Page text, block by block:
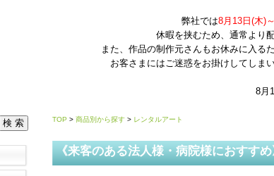
弊社では8月13日(木)
休暇を挟むため、通常より
また、作品の制作元さんもお休みに入る
お客さまにはご迷惑をお掛けしてしま
8月
TOP > 商品別から探す > レンタルアート
《来客のある法人様・病院様におすす